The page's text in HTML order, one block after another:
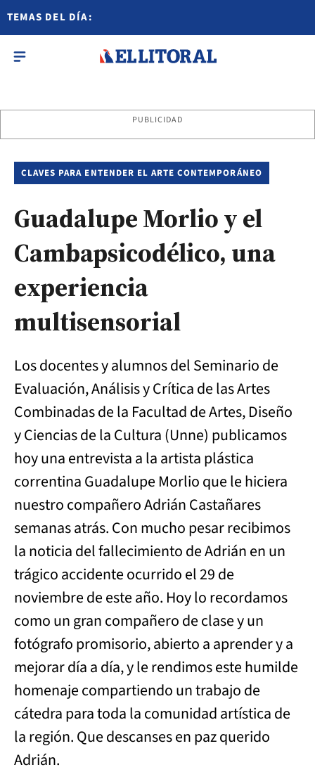
TEMAS DEL DÍA:
PUBLICIDAD
CLAVES PARA ENTENDER EL ARTE CONTEMPORÁNEO
Guadalupe Morlio y el
Cambapsicodélico, una
experiencia
multisensorial
Los docentes y alumnos del Seminario de
Evaluación, Análisis y Crítica de las Artes
Combinadas de la Facultad de Artes, Diseño
y Ciencias de la Cultura (Unne) publicamos
hoy una entrevista a la artista plástica
correntina Guadalupe Morlio que le hiciera
nuestro compañero Adrián Castañares
semanas atrás. Con mucho pesar recibimos
la noticia del fallecimiento de Adrián en un
trágico accidente ocurrido el 29 de
noviembre de este año. Hoy lo recordamos
como un gran compañero de clase y un
fotógrafo promisorio, abierto a aprender y a
mejorar día a día, y le rendimos este humilde
homenaje compartiendo un trabajo de
cátedra para toda la comunidad artística de
la región. Que descanses en paz querido
Adrián.